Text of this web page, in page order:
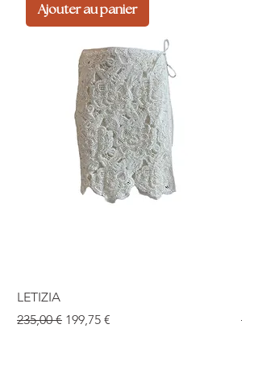
Ajouter au panier
LETIZIA
Prix original
235,00 € Prix promotionnel
199,75 €